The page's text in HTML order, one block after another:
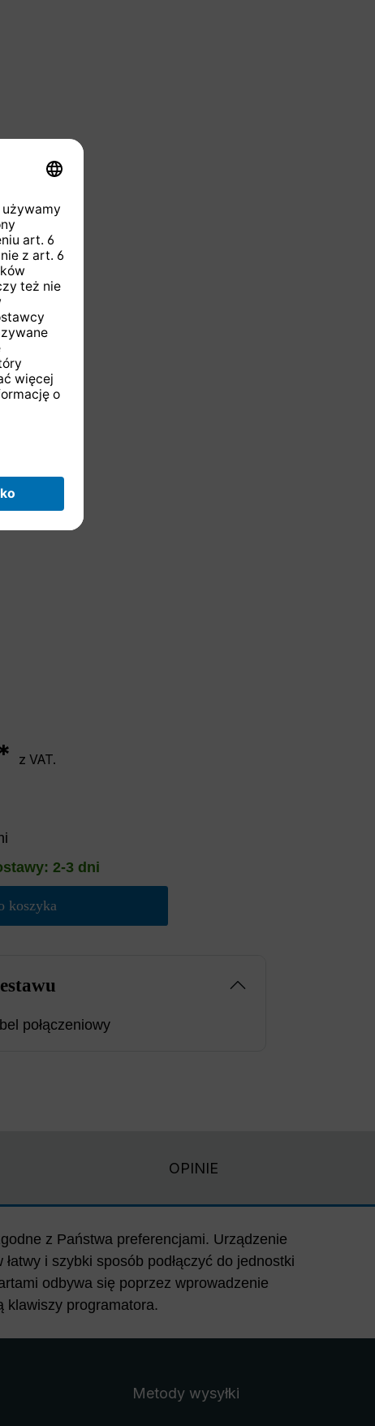
z VAT.
2-3 dni
koszyka
połączeniowy
OPINIE
klawiszy programatora.
Metody wysyłki